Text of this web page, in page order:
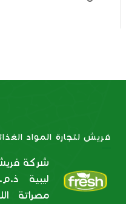
فريش لتجارة المواد
شركة فريش
ليبية
مصراتة